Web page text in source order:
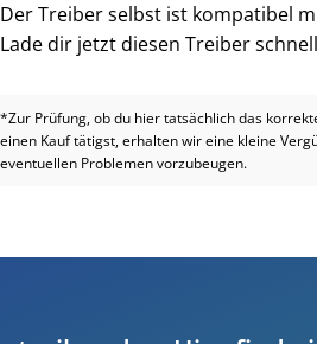
Der Treiber selbst ist kompatibel
Lade dir jetzt diesen Treiber
*Zur Prüfung, ob du hier tatsächlich das
einen Kauf tätigst, erhalten wir eine kleine
eventuellen Problemen vorzubeugen.